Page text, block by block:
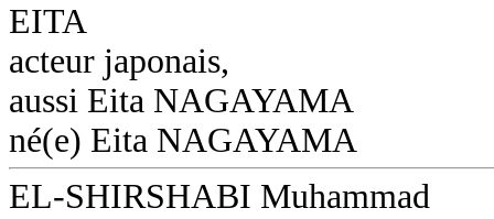
EITA
acteur japonais,
aussi Eita NAGAYAMA
né(e) Eita NAGAYAMA
EL-SHIRSHABI Muhammad